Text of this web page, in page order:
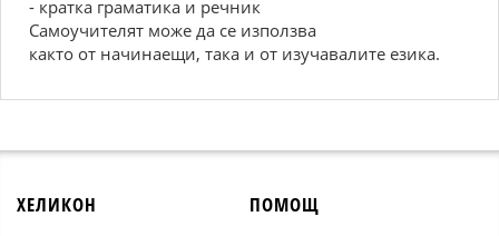
- кратка граматика и речник
Самоучителят може да се използва
както от начинаещи, така и от изучавалите езика.
ХЕЛИКОН ПОМОЩ